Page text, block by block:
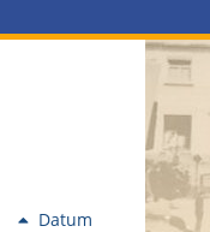
Datum